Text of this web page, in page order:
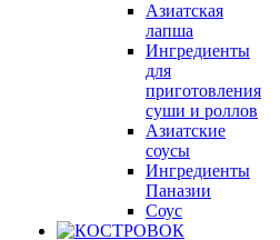
Азиатская
лапша
Ингредиенты
для
приготовления
суши и роллов
Азиатские
соусы
Ингредиенты
Паназии
Соус